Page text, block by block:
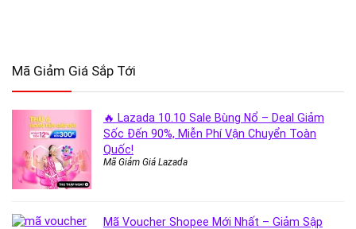
Mã Giảm Giá Sắp Tới
🔥 Lazada 10.10 Sale Bùng Nổ – Deal Giảm
Sốc Đến 90%, Miễn Phí Vận Chuyển Toàn
Quốc!
Mã Giảm Giá Lazada
Mã Voucher Shopee Mới Nhất – Giảm Sập